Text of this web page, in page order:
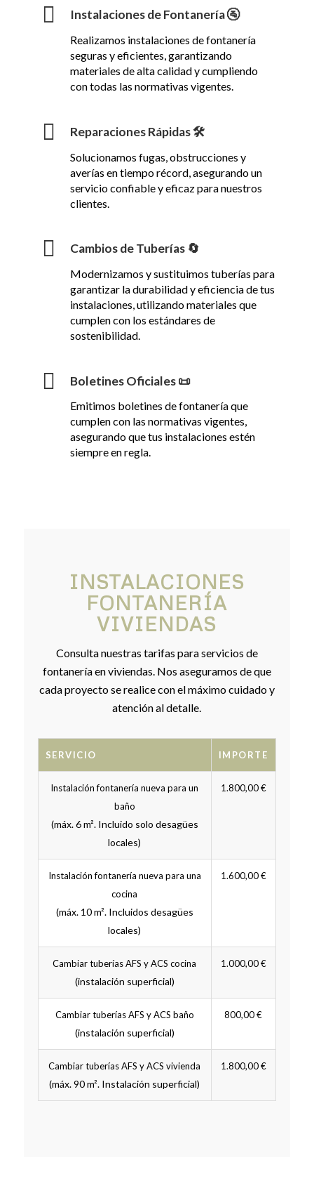
Instalaciones de Fontanería 🚰
Realizamos instalaciones de fontanería
seguras y eficientes, garantizando
materiales de alta calidad y cumpliendo
con todas las normativas vigentes.
Reparaciones Rápidas 🛠️
Solucionamos fugas, obstrucciones y
averías en tiempo récord, asegurando un
servicio confiable y eficaz para nuestros
clientes.
Cambios de Tuberías 🔄
Modernizamos y sustituimos tuberías para
garantizar la durabilidad y eficiencia de tus
instalaciones, utilizando materiales que
cumplen con los estándares de
sostenibilidad.
Boletines Oficiales 📜
Emitimos boletines de fontanería que
cumplen con las normativas vigentes,
asegurando que tus instalaciones estén
siempre en regla.
INSTALACIONES
FONTANERÍA
VIVIENDAS
Consulta nuestras tarifas para servicios de
fontanería en viviendas. Nos aseguramos de que
cada proyecto se realice con el máximo cuidado y
atención al detalle.
SERVICIO IMPORTE
Instalación fontanería nueva para un
baño
(máx. 6 m². Incluido solo desagües
locales)
1.800,00 €
Instalación fontanería nueva para una
cocina
(máx. 10 m². Incluidos desagües
locales)
1.600,00 €
Cambiar tuberías AFS y ACS cocina
(instalación superficial)
1.000,00 €
Cambiar tuberías AFS y ACS baño
(instalación superficial)
800,00 €
Cambiar tuberías AFS y ACS vivienda
(máx. 90 m². Instalación superficial)
1.800,00 €